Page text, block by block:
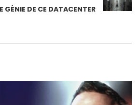
GÉNIE DE CE DATACENTER